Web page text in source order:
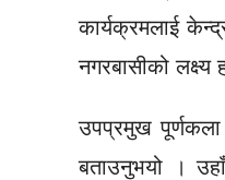
कार्यक्रमलाई
नगरबासीको लक्ष्य
उपप्रमुख पूर्णकला
बताउनुभयो ।